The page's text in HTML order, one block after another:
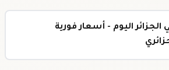
اليوم - أسعار فورية